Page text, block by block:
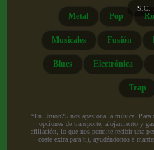
S.C.
Metal Pop
Musicales Fusión
Blues Electrónica
Trap
“En Union25 nos apasiona la música.
opciones de transporte, alojamiento y
afiliación, lo que nos permite recibir una
coste extra para ti), ayudándonos a